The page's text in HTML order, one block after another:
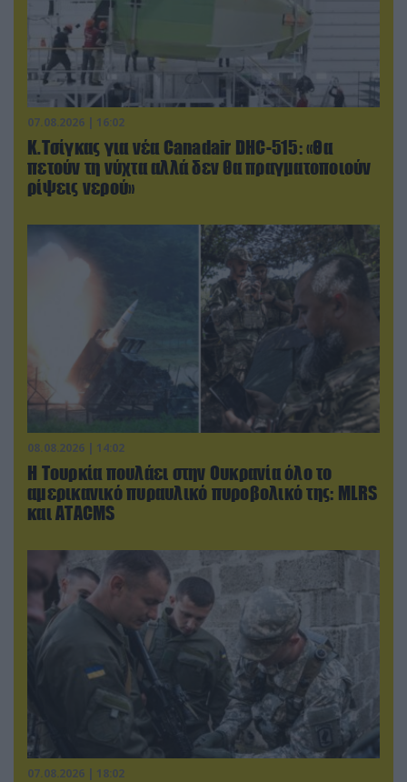
07.08.2026 | 16:02
Κ.Τσίγκας για νέα Canadair DHC-515: «Θα
πετούν τη νύχτα αλλά δεν θα πραγματοποιούν
ρίψεις νερού»
08.08.2026 | 14:02
Η Τουρκία πουλάει στην Ουκρανία όλο το
αμερικανικό πυραυλικό πυροβολικό της: MLRS
και ΑΤΑCMS
07.08.2026 | 18:02